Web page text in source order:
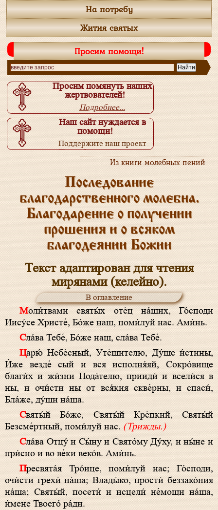
На потребу
Жития святых
Просим помощи!
Просим помянуть наших
жертвователей!
Подробнее...
Наш сайт нуждается в
помощи!
Поддержите наш проект
Подробнее...
Из книги молебных пений
Последование
благодарственного молебна.
Благодарение о получении
прошения и о всяком
благодеянии Божии
Текст адаптирован для чтения
мирянами (келейно).
В оглавление
Моли́твами святы́х оте́ц на́ших, Го́споди
Иису́се Христе́, Бо́же наш, поми́луй нас. Ами́нь.
Сла́ва Тебе́, Бо́же наш, сла́ва Тебе́.
Царю́ Небе́сный, Уте́шителю, Ду́ше и́стины,
И́же везде́ сый и вся исполня́яй, Сокро́вище
благи́х и жи́зни Пода́телю, прииди́ и всели́ся в
ны, и очи́сти ны от вся́кия скве́рны, и спаси́,
Бла́же, ду́ши на́ша.
Святы́й Бо́же, Святы́й Кре́пкий, Святы́й
Безсме́ртный, поми́луй нас.(Трижды.)
Сла́ва Отцу́ и Сы́ну и Свято́му Ду́ху, и ны́не и
при́сно и во ве́ки веко́в. Ами́нь.
Пресвята́я Тро́ице, поми́луй нас; Го́споди,
очи́сти грехи́ на́ша; Влады́ко, прости́ беззако́ния
на́ша; Святы́й, посети́ и исцели́ не́мощи на́ша,
и́мене Твоего́ ра́ди.